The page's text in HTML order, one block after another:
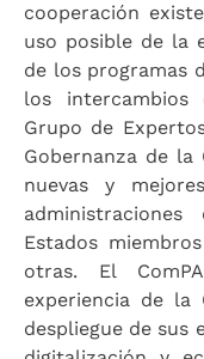
cooperación
uso posible de la
de los programas
los
Grupo de
Gobernanza de la
nuevas y
Estados
otras. El
experiencia de la
despliegue de sus